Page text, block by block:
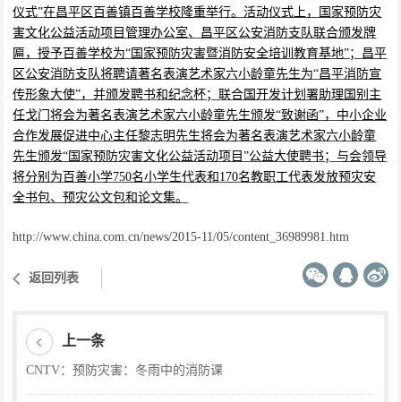
仪式”在昌平区百善镇百善学校隆重举行。活动仪式上，国家预防灾
害文化公益活动项目管理办公室、昌平区公安消防支队联合颁发牌
匾，授予百善学校为“国家预防灾害暨消防安全培训教育基地”；昌平
区公安消防支队将聘请著名表演艺术家六小龄童先生为“昌平消防宣
传形象大使”，并颁发聘书和纪念杯；联合国开发计划署助理国别主
任戈门将会为著名表演艺术家六小龄童先生颁发“致谢函”，中小企业
合作发展促进中心主任黎志明先生将会为著名表演艺术家六小龄童
先生颁发“国家预防灾害文化公益活动项目”公益大使聘书；与会领导
将分别为百善小学750名小学生代表和170名教职工代表发放预灾安
全书包、预灾公文包和论文集。
http://www.china.com.cn/news/2015-11/05/content_36989981.htm
返回列表
上一条
CNTV：预防灾害：冬雨中的消防课